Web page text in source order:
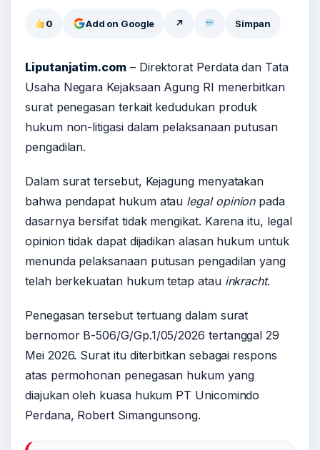
0 Add on Google ↗ Simpan
Liputanjatim.com– Direktorat Perdata dan Tata
Usaha Negara Kejaksaan Agung RI menerbitkan
surat penegasan terkait kedudukan produk
hukum non-litigasi dalam pelaksanaan putusan
pengadilan.
Dalam surat tersebut, Kejagung menyatakan
bahwa pendapat hukum atau legal opinionpada
dasarnya bersifat tidak mengikat. Karena itu, legal
opinion tidak dapat dijadikan alasan hukum untuk
menunda pelaksanaan putusan pengadilan yang
telah berkekuatan hukum tetap atau inkracht.
Penegasan tersebut tertuang dalam surat
bernomor B-506/G/Gp.1/05/2026 tertanggal 29
Mei 2026. Surat itu diterbitkan sebagai respons
atas permohonan penegasan hukum yang
diajukan oleh kuasa hukum PT Unicomindo
Perdana, Robert Simangunsong.